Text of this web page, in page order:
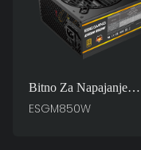
Bitno Za Napajanje
Računala Game Master
ESGM850W